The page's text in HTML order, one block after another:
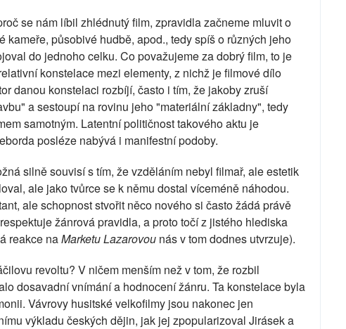
se nám líbil zhlédnutý film, zpravidla začneme mluvit o
kameře, působivé hudbě, apod., tedy spíš o různých jeho
do jednoho celku. Co považujeme za dobrý film, to je
konstelace mezi elementy, z nichž je filmové dílo
danou konstelaci rozbíjí, často i tím, že jakoby zruší
a sestoupí na rovinu jeho "materiální základny", tedy
samotným. Latentní političnost takového aktu je
posléze nabývá i manifestní podoby.
silně souvisí s tím, že vzděláním nebyl filmař, ale estetik
ale jako tvůrce se k němu dostal víceméně náhodou.
ale schopnost stvořit něco nového si často žádá právě
žánrová pravidla, a proto točí z jistého hlediska
reakce naMarketu Lazarovou nás v tom dodnes utvrzuje).
revoltu? V ničem menším než v tom, že rozbil
dosavadní vnímání a hodnocení žánru. Ta konstelace byla
Vávrovy husitské velkofilmy jsou nakonec jen
výkladu českých dějin, jak jej zpopularizoval Jirásek a